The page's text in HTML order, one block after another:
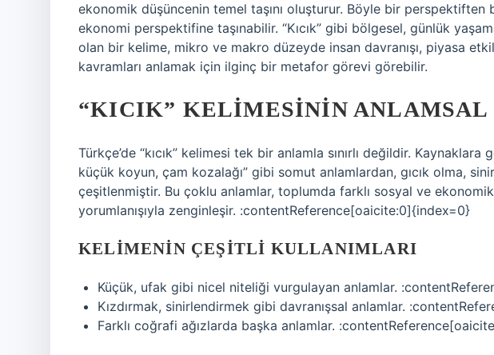
ekonomik düşüncenin temel taşını oluşturur. Böyle bir perspektiften
ekonomi perspektifine taşınabilir. “Kıcık” gibi bölgesel, günlük
olan bir kelime, mikro ve makro düzeyde insan davranışı, piyasa
kavramları anlamak için ilginç bir metafor görevi görebilir.
“KICIK” KELIMESININ
Türkçe’de “kıcık” kelimesi tek bir anlamla sınırlı değildir.
küçük koyun, çam kozalağı” gibi somut anlamlardan, gıcık olma,
çeşitlenmiştir. Bu çoklu anlamlar, toplumda farklı sosyal ve
yorumlanışıyla zenginleşir. :contentReference[oaicite:0]{index=0}
KELIMENIN ÇEŞITLI KULLANIMLARI
Küçük, ufak gibi nicel niteliği vurgulayan anlamlar.
Kızdırmak, sinirlendirmek gibi davranışsal anlamlar.
Farklı coğrafi ağızlarda başka anlamlar.